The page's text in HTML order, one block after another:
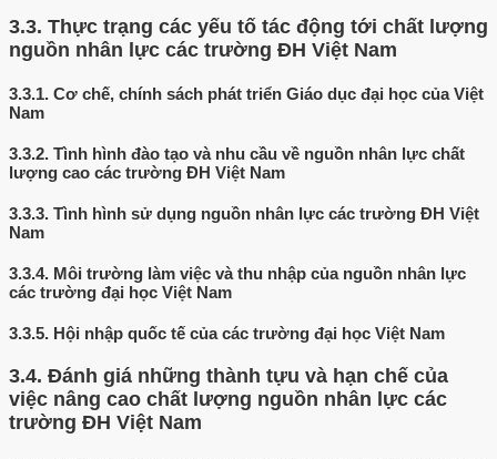
3.3. Thực trạng các yếu tố tác động tới chất lượng
nguồn nhân lực các trường ĐH Việt Nam
3.3.1. Cơ chế, chính sách phát triển Giáo dục đại học của Việt
Nam
3.3.2. Tình hình đào tạo và nhu cầu về nguồn nhân lực chất
lượng cao các trường ĐH Việt Nam
3.3.3. Tình hình sử dụng nguồn nhân lực các trường ĐH Việt
Nam
3.3.4. Môi trường làm việc và thu nhập của nguồn nhân lực
các trường đại học Việt Nam
3.3.5. Hội nhập quốc tế của các trường đại học Việt Nam
3.4. Đánh giá những thành tựu và hạn chế của
việc nâng cao chất lượng nguồn nhân lực các
trường ĐH Việt Nam